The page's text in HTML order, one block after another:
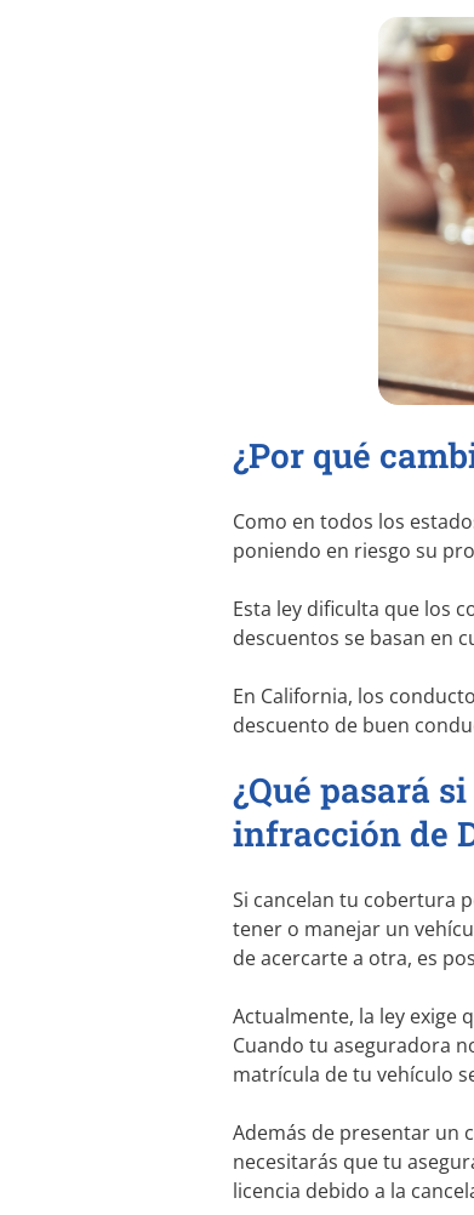
¿Por qué
Como en todos los
poniendo en riesgo su
Esta ley dificulta que los
descuentos se basan en
En California, los
descuento de buen
¿Qué pasará
infracción de
Si cancelan tu cobertura
tener o manejar un
de acercarte a otra, es
Actualmente, la ley exige
Cuando tu aseguradora
matrícula de tu vehículo
Además de presentar un
necesitarás que tu
licencia debido a la